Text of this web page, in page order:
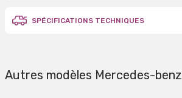
SPÉCIFICATIONS TECHNIQUES
Autres modèles Mercedes-benz